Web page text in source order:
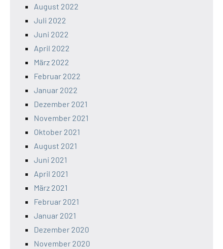
August 2022
Juli 2022
Juni 2022
April 2022
März 2022
Februar 2022
Januar 2022
Dezember 2021
November 2021
Oktober 2021
August 2021
Juni 2021
April 2021
März 2021
Februar 2021
Januar 2021
Dezember 2020
November 2020